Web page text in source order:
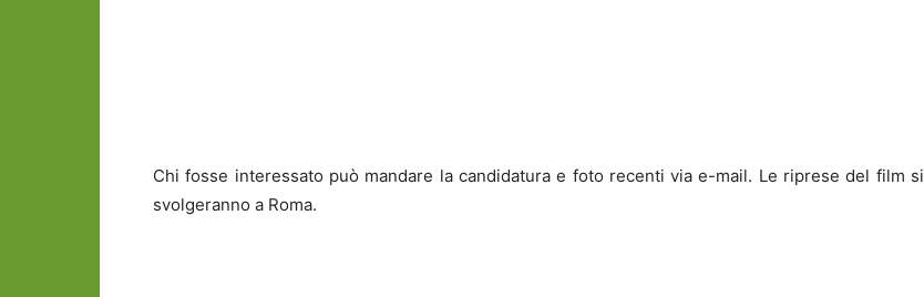
Chi fosse interessato può mandare la candidatura e foto recenti via e-mail. Le riprese del film si
svolgeranno a Roma.